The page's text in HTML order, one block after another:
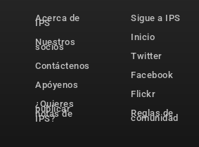
Acerca de
IPS
Nuestros
socios
Contáctenos
Apóyenos
¿Quieres
publicar
notas de
IPS?
Sigue a IPS
Inicio
Twitter
Facebook
Flickr
Reglas de
comunidad